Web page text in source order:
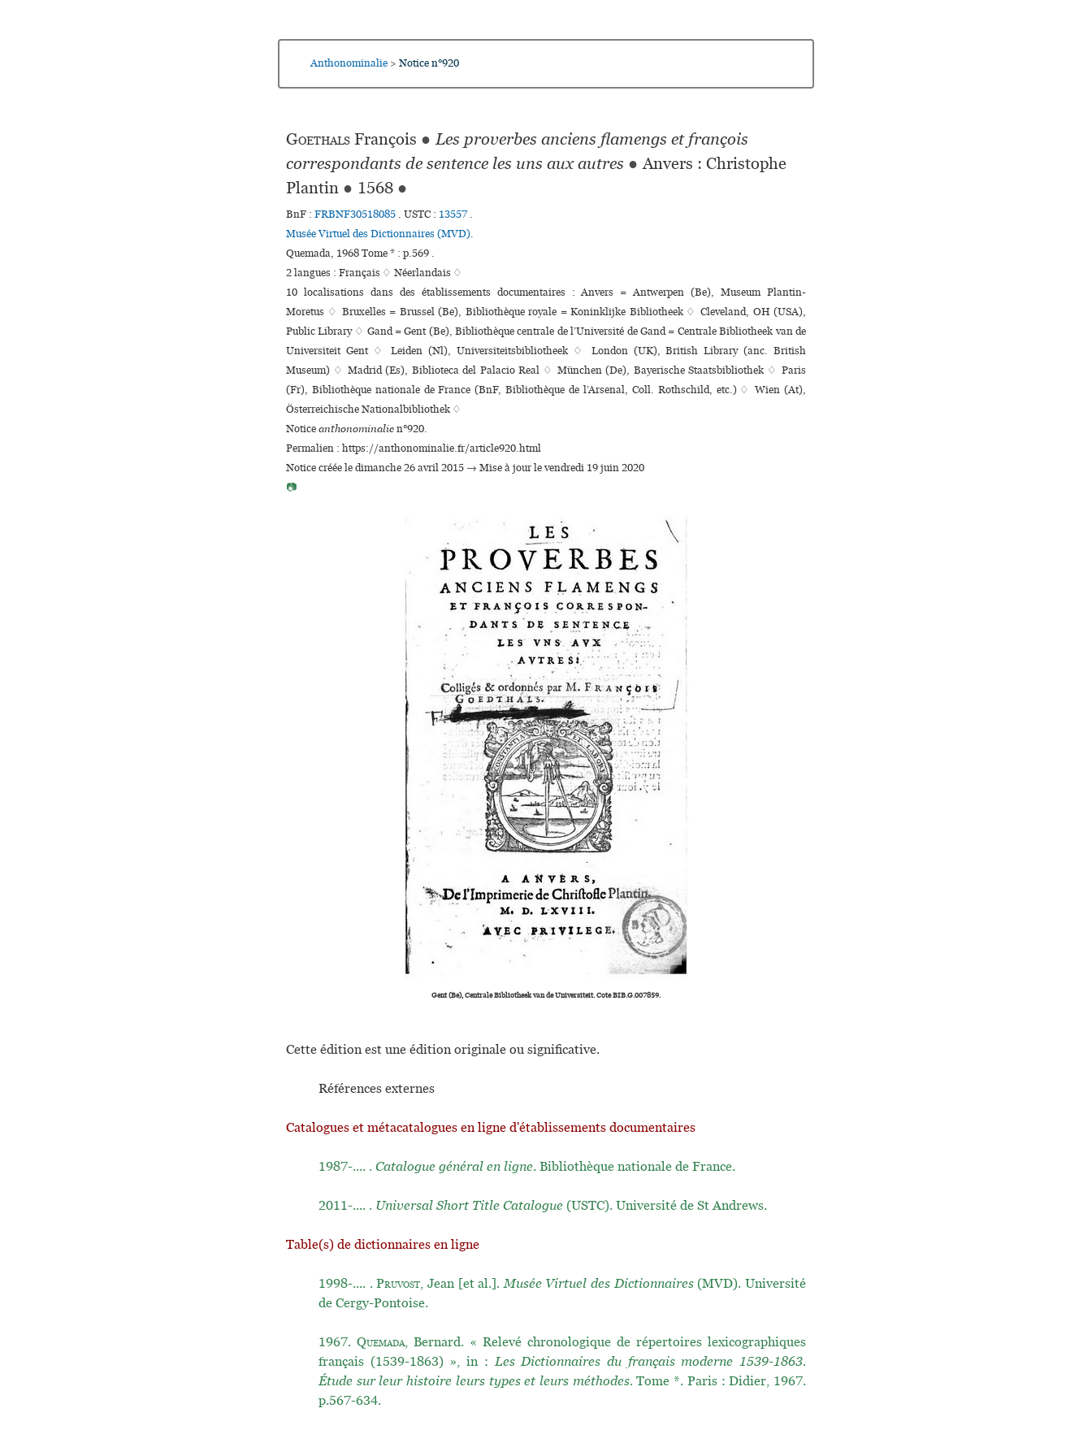
Anthonominalie > Notice n°920
Goethals François ● Les proverbes anciens flamengs et françois
correspondants de sentence les uns aux autres ● Anvers : Christophe
Plantin ● 1568 ●
BnF : FRBNF30518085 . USTC : 13557.
Musée Virtuel des Dictionnaires (MVD).
Quemada, 1968 Tome * : p.569 .
2 langues : Français ♢ Néerlandais ♢
10 localisations dans des établissements documentaires : Anvers = Antwerpen (Be), Museum Plantin-
Moretus ♢ Bruxelles = Brussel (Be), Bibliothèque royale = Koninklijke Bibliotheek ♢ Cleveland, OH (USA),
Public Library ♢ Gand = Gent (Be), Bibliothèque centrale de l’Université de Gand = Centrale Bibliotheek van de
Universiteit Gent ♢ Leiden (Nl), Universiteitsbibliotheek ♢ London (UK), British Library (anc. British
Museum) ♢ Madrid (Es), Biblioteca del Palacio Real ♢ München (De), Bayerische Staatsbibliothek ♢ Paris
(Fr), Bibliothèque nationale de France (BnF, Bibliothèque de l’Arsenal, Coll. Rothschild, etc.) ♢ Wien (At),
Österreichische Nationalbibliothek ♢
Noticeanthonominalien°920.
Permalien : https://anthonominalie.fr/article920.html
Notice créée le dimanche 26 avril 2015 → Mise à jour le vendredi 19 juin 2020
📷
Gent (Be), Centrale Bibliotheek van de Universiteit. Cote BIB.G.007859.
Cette édition est une édition originale ou significative.
Références externes
Catalogues et métacatalogues en ligne d'établissements documentaires
1987-.... . Catalogue général en ligne. Bibliothèque nationale de France.
2011-.... . Universal Short Title Catalogue (USTC). Université de St Andrews.
Table(s) de dictionnaires en ligne
1998-.... .Pruvost, Jean [et al.].Musée Virtuel des Dictionnaires(MVD). Université
de Cergy-Pontoise.
1967. Quemada, Bernard. « Relevé chronologique de répertoires lexicographiques
français (1539-1863) », in :Les Dictionnaires du français moderne 1539-1863.
Étude sur leur histoire leurs types et leurs méthodes. Tome *. Paris : Didier, 1967.
p.567-634.